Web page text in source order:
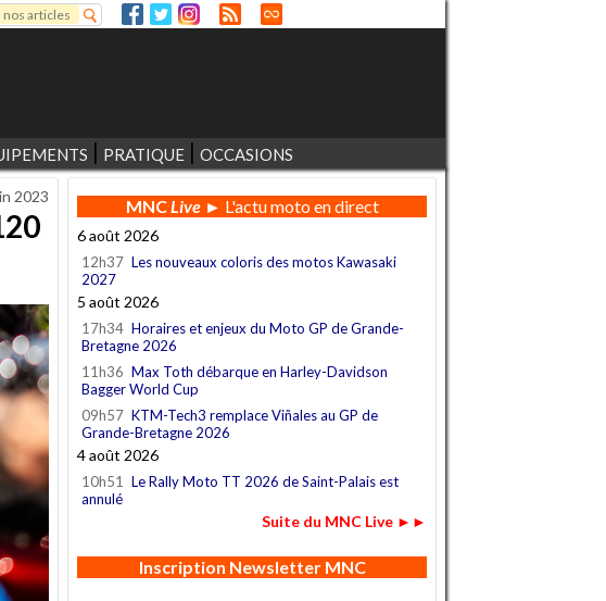
recherche
PRATIQUE OCCASIONS
2023 MNCLive► L'actu moto en direct
6 août 2026
12h37 Les nouveaux coloris des motos Kawasaki
2027
5 août 2026
17h34 Horaires et enjeux du Moto GP de Grande-
Bretagne 2026
11h36 Max Toth débarque en Harley-Davidson
Bagger World Cup
09h57 KTM-Tech3 remplace Viñales au GP de
Grande-Bretagne 2026
4 août 2026
10h51
Le Rally Moto TT 2026 de Saint-Palais est
annulé
Suite du MNC Live ►►
Inscription Newsletter MNC